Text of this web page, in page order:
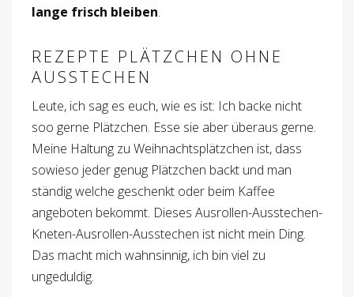
lange frisch bleiben.
REZEPTE PLÄTZCHEN OHNE
AUSSTECHEN
Leute, ich sag es euch, wie es ist: Ich backe nicht
soo gerne Plätzchen. Esse sie aber überaus gerne.
Meine Haltung zu Weihnachtsplätzchen ist, dass
sowieso jeder genug Plätzchen backt und man
ständig welche geschenkt oder beim Kaffee
angeboten bekommt. Dieses Ausrollen-Ausstechen-
Kneten-Ausrollen-Ausstechen ist nicht mein Ding.
Das macht mich wahnsinnig, ich bin viel zu
ungeduldig.